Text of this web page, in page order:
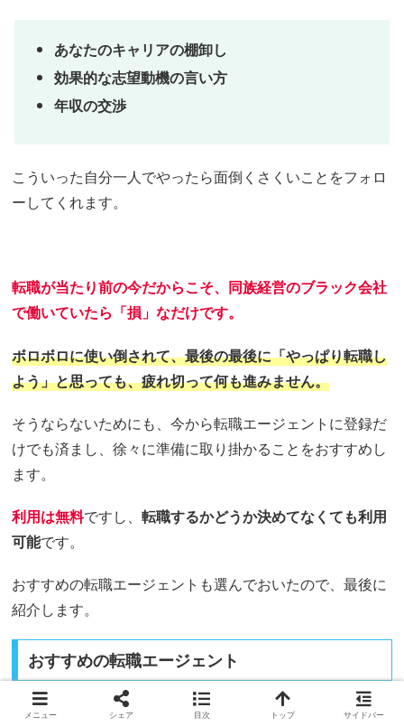
あなたのキャリアの棚卸し
効果的な志望動機の言い方
年収の交渉
こういった自分一人でやったら面倒くさくいことをフォロ
ーしてくれます。
転職が当たり前の今だからこそ、同族経営のブラック会社
で働いていたら「損」なだけです。
ボロボロに使い倒されて、最後の最後に「やっぱり転職し
よう」と思っても、疲れ切って何も進みません。
そうならないためにも、今から転職エージェントに登録だ
けでも済まし、徐々に準備に取り掛かることをおすすめし
ます。
利用は無料ですし、転職するかどうか決めてなくても利用
可能です。
おすすめの転職エージェントも選んでおいたので、最後に
紹介します。
おすすめの転職エージェント
おすすめ転職エージェント一覧【無料】
メニュー シェア 目次 トップ サイドバー